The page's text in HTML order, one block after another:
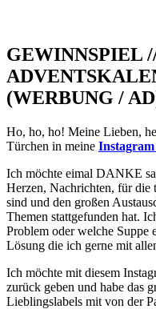
GEWINNSPIEL
(WERBUNG /
Ho, ho, ho! Meine Lieben,
Türchen in meine
Ich möchte eimal DANKE
Herzen, Nachrichten, für die
sind und den großen
Themen stattgefunden hat.
Problem oder welche Suppe
Lösung die ich gerne mit
Ich möchte mit diesem
zurück geben und habe das
Lieblingslabels mit von der